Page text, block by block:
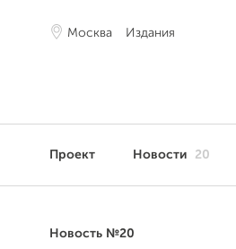
Москва Издания
Проект Новости 20
Новость №20